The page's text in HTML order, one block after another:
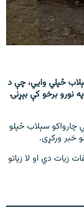
ځپلي وایي، چې د
نورو برخو کې بېړنۍ
چارواکو سېلاب ځپلو
خبر ورکړی.
زیات دي او لا زیاتو